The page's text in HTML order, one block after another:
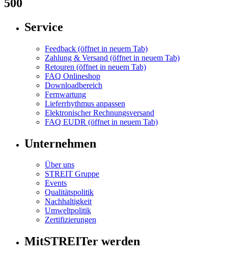
500
Service
Feedback (öffnet in neuem Tab)
Zahlung & Versand (öffnet in neuem Tab)
Retouren (öffnet in neuem Tab)
FAQ Onlineshop
Downloadbereich
Fernwartung
Lieferrhythmus anpassen
Elektronischer Rechnungsversand
FAQ EUDR (öffnet in neuem Tab)
Unternehmen
Über uns
STREIT Gruppe
Events
Qualitätspolitik
Nachhaltigkeit
Umweltpolitik
Zertifizierungen
MitSTREITer werden